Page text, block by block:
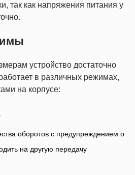
так как напряжения питания у
устройство достаточно
в различных режимах,
на корпусе:
оборотов с предупреждением о
на другую передачу